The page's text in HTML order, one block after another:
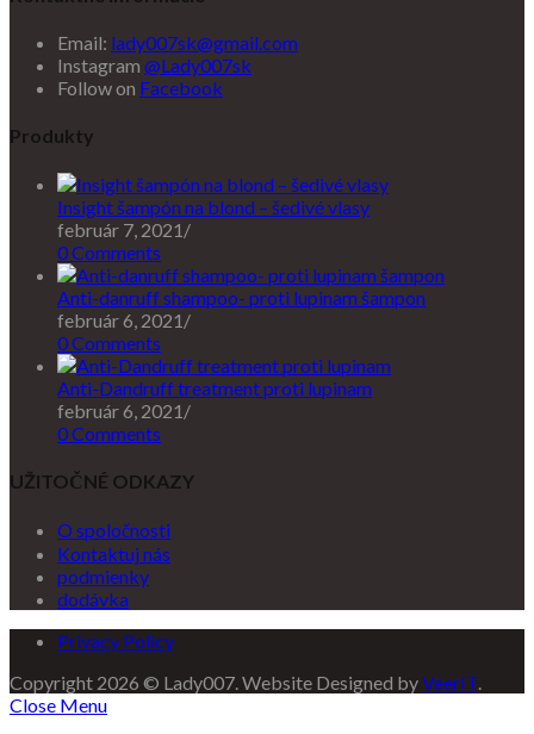
Email: lady007sk@gmail.com
Instagram @Lady007sk
Follow on Facebook
Produkty
Insight šampón na blond – šedivé vlasy
február 7, 2021 /
0 Comments
Anti-danruff shampoo- proti lupinam šampon
február 6, 2021 /
0 Comments
Anti-Dandruff treatment proti lupinam
február 6, 2021 /
0 Comments
UŽITOČNÉ ODKAZY
O spoločnosti
Kontaktuj nás
podmienky
dodávka
Privacy Policy
Copyright 2026 © Lady007. Website Designed byVeerIT.
Close Menu